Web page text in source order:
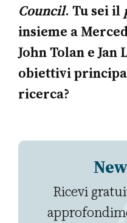
Council. Tu sei il
insieme a
John Tolan e
obiettivi
ricerca?
Ricevi